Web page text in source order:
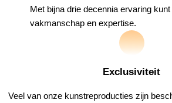
Met bijna drie decennia ervaring
vakmanschap en expertise.
Exclusiviteit
Veel van onze kunstreproducties zijn